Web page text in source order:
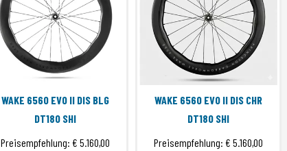
WAKE 6560 EVO II DIS BLG
DT180 SHI
Preisempfehlung:€ 5.160,00
WAKE 6560 EVO II DIS CHR
DT180 SHI
Preisempfehlung:€ 5.160,00